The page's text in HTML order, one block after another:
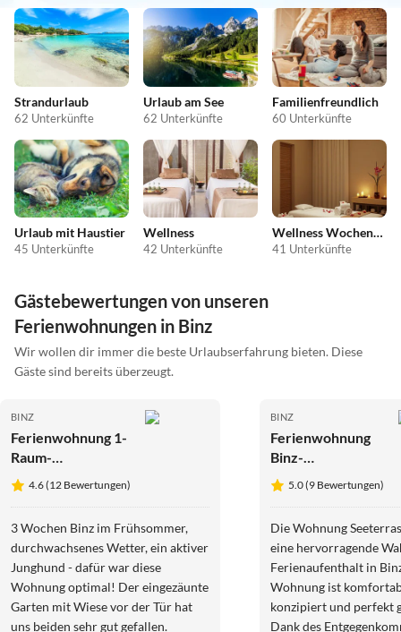
Strandurlaub
62 Unterkünfte
Urlaub am See
62 Unterkünfte
Familienfreundlich
60 Unterkünfte
Urlaub mit Haustier
45 Unterkünfte
Wellness
42 Unterkünfte
Wellness Wochenende
41 Unterkünfte
Gästebewertungen von unseren
Ferienwohnungen in Binz
Wir wollen dir immer die beste Urlaubserfahrung bieten. Diese
Gäste sind bereits überzeugt.
BINZ
Ferienwohnung 1-
Raum-
Appartement im
EG im FeHa am
4.6 (12 Bewertungen)
3 Wochen Binz im Frühsommer,
durchwachsenes Wetter, ein aktiver
Junghund - dafür war diese
Wohnung optimal! Der eingezäunte
Garten mit Wiese vor der Tür hat
uns beiden sehr gut gefallen.
BINZ
Ferienwohnung
Binz-
Seeterrassen 6
5.0 (9 Bewertungen)
Die Wohnung
eine hervorragende
Ferienaufenthalt in
Wohnung ist
konzipiert und perfekt
Dank des